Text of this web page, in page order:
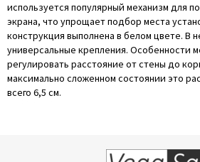
используется популярный механизм для
экрана, что упрощает подбор места
конструкция выполнена в белом цвете. В
универсальные крепления. Особенности
регулировать расстояние от стены до
максимально сложенном состоянии это
всего 6,5 см.